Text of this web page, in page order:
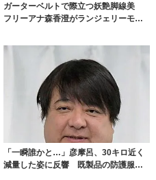
ガーターベルトで際立つ妖艶脚線美
フリーアナ森香澄がランジェリーモデ
「一瞬誰かと…」彦摩呂、30キロ近く
減量した姿に反響 既製品の防護服が